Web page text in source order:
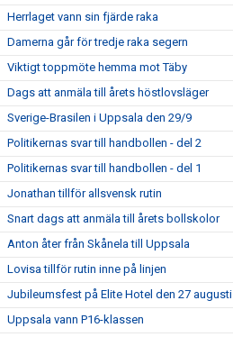
Herrlaget vann sin fjärde raka
Damerna går för tredje raka segern
Viktigt toppmöte hemma mot Täby
Dags att anmäla till årets höstlovsläger
Sverige-Brasilen i Uppsala den 29/9
Politikernas svar till handbollen - del 2
Politikernas svar till handbollen - del 1
Jonathan tillför allsvensk rutin
Snart dags att anmäla till årets bollskolor
Anton åter från Skånela till Uppsala
Lovisa tillför rutin inne på linjen
Jubileumsfest på Elite Hotel den 27 augusti
Uppsala vann P16-klassen